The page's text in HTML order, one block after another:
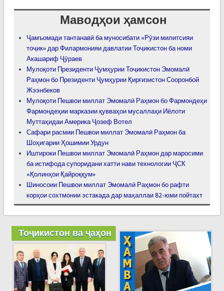
Маводҳои ҳамсон
Ҷамъомади тантанавӣ ба муносибати «Рӯзи милитсияи
тоҷик» дар Филармонияи давлатии Тоҷикистон ба номи
Акашариф Ҷӯраев
Мулоқоти Президенти Ҷумҳурии Тоҷикистон Эмомалӣ
Раҳмон бо Президенти Ҷумҳурии Қирғизистон Сооронбой
Жээнбеков
Мулоқоти Пешвои миллат Эмомалӣ Раҳмон бо Фармондеҳи
Фармондеҳии марказии қувваҳои мусаллаҳи Иёлоти
Муттаҳидаи Америка Ҷозеф Вотел
Сафари расмии Пешвои миллат Эмомалӣ Раҳмон ба
Шоҳигарии Ҳошимии Урдун
Иштироки Пешвои миллат Эмомалӣ Раҳмон дар маросими
ба истифода супоридани хатти нави технологии ҶСК
«Қолинҳои Қайроққум»
Шиносоии Пешвои миллат Эмомалӣ Раҳмон бо рафти
корҳои сохтмонии эстакада дар маҳаллаи 82-юми пойтахт
Тоҷикистон ва ҷаҳон